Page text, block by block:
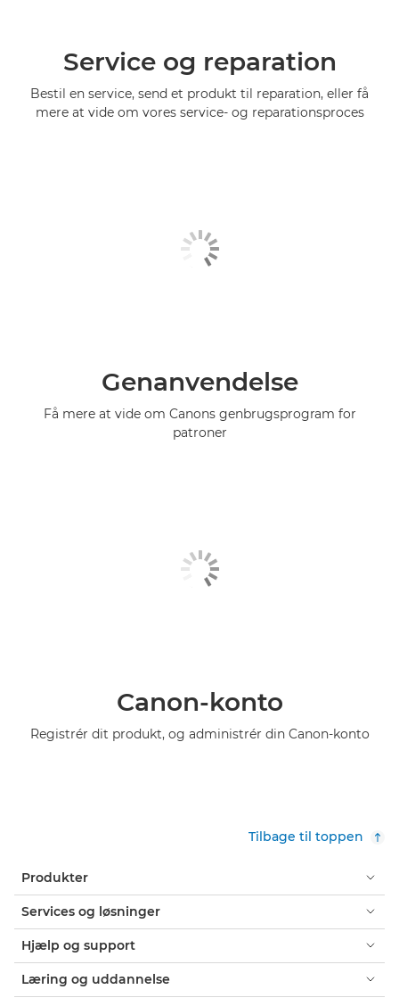
Service og reparation
Bestil en service, send et produkt til reparation, eller få
mere at vide om vores service- og reparationsproces
Genanvendelse
Få mere at vide om Canons genbrugsprogram for
patroner
Canon-konto
Registrér dit produkt, og administrér din Canon-konto
Tilbage til toppen
Produkter
Services og løsninger
Hjælp og support
Læring og uddannelse